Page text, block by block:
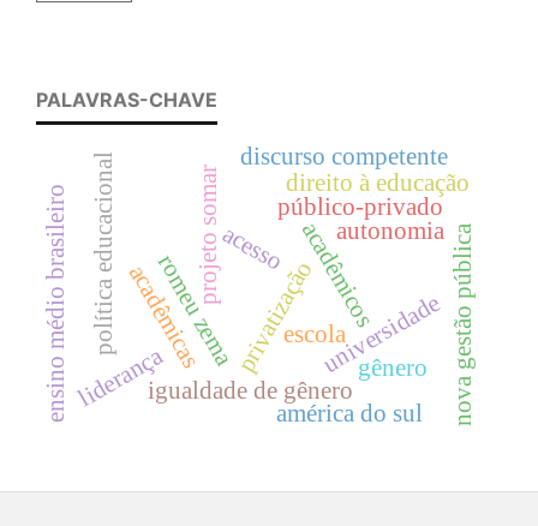
PALAVRAS-CHAVE
privatização
projeto somar público-privado
romeu zema
igualdade de gênero
acadêmicos
acadêmicas universidade
gênero
acesso
política educacional
américa do sul
direito à educação
discurso competente
escola
autonomia nova gestão pública
liderança
ensino médio brasileiro